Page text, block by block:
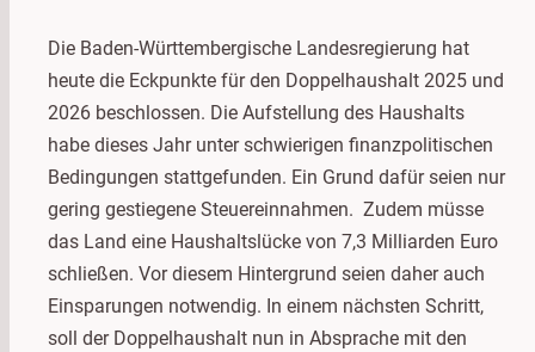
Die Baden-Württembergische Landesregierung hat
heute die Eckpunkte für den Doppelhaushalt 2025 und
2026 beschlossen. Die Aufstellung des Haushalts
habe dieses Jahr unter schwierigen finanzpolitischen
Bedingungen stattgefunden. Ein Grund dafür seien nur
gering gestiegene Steuereinnahmen. Zudem müsse
das Land eine Haushaltslücke von 7,3 Milliarden Euro
schließen. Vor diesem Hintergrund seien daher auch
Einsparungen notwendig. In einem nächsten Schritt,
soll der Doppelhaushalt nun in Absprache mit den